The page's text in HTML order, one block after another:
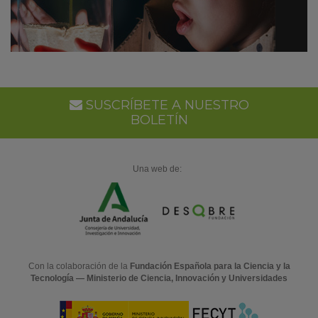
SUSCRÍBETE A NUESTRO
BOLETÍN
Una web de:
Con la colaboración de la Fundación Española para la Ciencia y la
Tecnología — Ministerio de Ciencia, Innovación y Universidades